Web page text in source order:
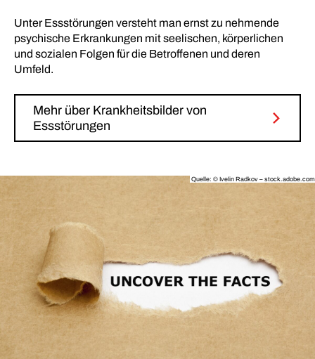
Unter Essstörungen versteht man ernst zu nehmende
psychische Erkrankungen mit seelischen, körperlichen
und sozialen Folgen für die Betroffenen und deren
Umfeld.
Mehr über Krankheitsbilder von
Essstörungen
Quelle: © Ivelin Radkov – stock.adobe.com